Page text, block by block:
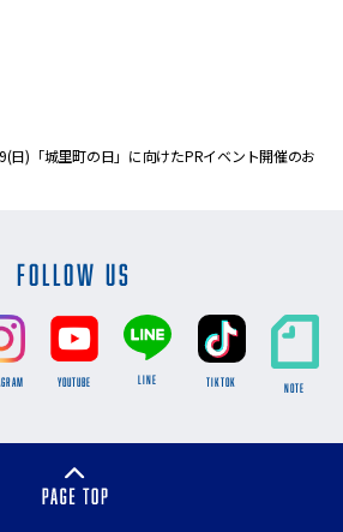
日)「城里町の日」に向けたPRイベント開催のお
FOLLOW US
YOUTUBE LINE TikTok NOTE